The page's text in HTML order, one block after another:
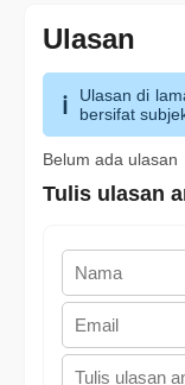
Ulasan
Ulasan di
bersifat
Belum ada ulasan
Tulis ulasan